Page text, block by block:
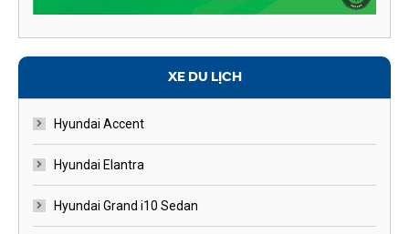
XE DU LỊCH
Hyundai Accent
Hyundai Elantra
Hyundai Grand i10 Sedan